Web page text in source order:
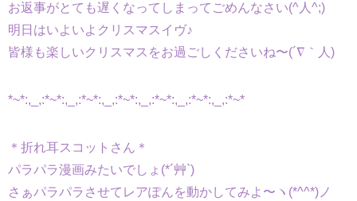
お返事がとても遅くなってしまってごめんなさい(^人^;)
明日はいよいよクリスマスイヴ♪
皆様も楽しいクリスマスをお過ごしくださいね〜(´∇｀人)
*~*:,_,:*~*:,_,:*~*:,_,:*~*:,_,:*~*:,_,:*~*:,_,:*~*
＊折れ耳スコットさん＊
パラパラ漫画みたいでしょ(*´艸`)
さぁパラパラさせてレアぽんを動かしてみよ〜ヽ(*^^*)ノ